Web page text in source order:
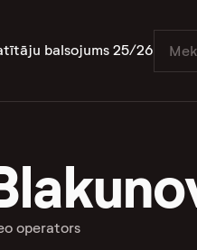
balsojums 25/26
operators